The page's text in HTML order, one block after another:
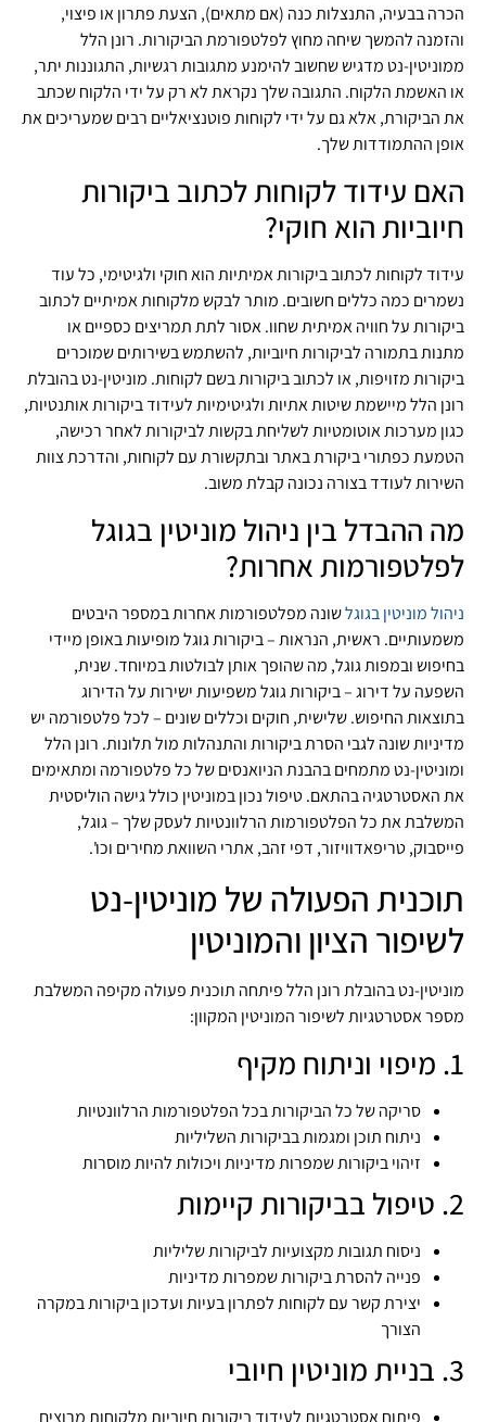
הכרה בבעיה, התנצלות כנה (אם מתאים), הצעת פתרון או פיצוי,
והזמנה להמשך שיחה מחוץ לפלטפורמת הביקורות. רונן הלל
ממוניטין-נט מדגיש שחשוב להימנע מתגובות רגשיות, התגוננות יתר,
או האשמת הלקוח. התגובה שלך נקראת לא רק על ידי הלקוח שכתב
את הביקורת, אלא גם על ידי לקוחות פוטנציאליים רבים שמעריכים את
אופן ההתמודדות שלך.
האם עידוד לקוחות לכתוב ביקורות
חיוביות הוא חוקי?
עידוד לקוחות לכתוב ביקורות אמיתיות הוא חוקי ולגיטימי, כל עוד
נשמרים כמה כללים חשובים. מותר לבקש מלקוחות אמיתיים לכתוב
ביקורות על חוויה אמיתית שחוו. אסור לתת תמריצים כספיים או
מתנות בתמורה לביקורות חיוביות, להשתמש בשירותים שמוכרים
ביקורות מזויפות, או לכתוב ביקורות בשם לקוחות. מוניטין-נט בהובלת
רונן הלל מיישמת שיטות אתיות ולגיטימיות לעידוד ביקורות אותנטיות,
כגון מערכות אוטומטיות לשליחת בקשות לביקורות לאחר רכישה,
הטמעת כפתורי ביקורת באתר ובתקשורת עם לקוחות, והדרכת צוות
השירות לעודד בצורה נכונה קבלת משוב.
מה ההבדל בין ניהול מוניטין בגוגל
לפלטפורמות אחרות?
ניהול מוניטין בגוגלשונה מפלטפורמות אחרות במספר היבטים
משמעותיים. ראשית, הנראות – ביקורות גוגל מופיעות באופן מיידי
בחיפוש ובמפות גוגל, מה שהופך אותן לבולטות במיוחד. שנית,
השפעה על דירוג – ביקורות גוגל משפיעות ישירות על הדירוג
בתוצאות החיפוש. שלישית, חוקים וכללים שונים – לכל פלטפורמה יש
מדיניות שונה לגבי הסרת ביקורות והתנהלות מול תלונות. רונן הלל
ומוניטין-נט מתמחים בהבנת הניואנסים של כל פלטפורמה ומתאימים
את האסטרטגיה בהתאם. טיפול נכון במוניטין כולל גישה הוליסטית
המשלבת את כל הפלטפורמות הרלוונטיות לעסק שלך – גוגל,
פייסבוק, טריפאדוויזור, דפי זהב, אתרי השוואת מחירים וכו'.
תוכנית הפעולה של מוניטין-נט
לשיפור הציון והמוניטין
מוניטין-נט בהובלת רונן הלל פיתחה תוכנית פעולה מקיפה המשלבת
מספר אסטרטגיות לשיפור המוניטין המקוון:
1. מיפוי וניתוח מקיף
סריקה של כל הביקורות בכל הפלטפורמות הרלוונטיות
ניתוח תוכן ומגמות בביקורות השליליות
זיהוי ביקורות שמפרות מדיניות ויכולות להיות מוסרות
2. טיפול בביקורות קיימות
ניסוח תגובות מקצועיות לביקורות שליליות
פנייה להסרת ביקורות שמפרות מדיניות
יצירת קשר עם לקוחות לפתרון בעיות ועדכון ביקורות במקרה
הצורך
3. בניית מוניטין חיובי
פיתוח אסטרטגיות לעידוד ביקורות חיוביות מלקוחות מרוצים